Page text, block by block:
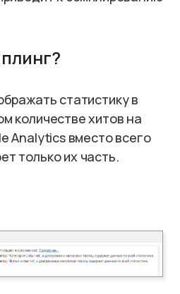
статистику в
количестве хитов на
Analytics вместо всего
только их часть.